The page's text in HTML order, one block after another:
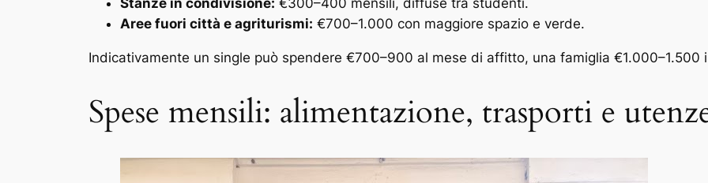
Stanze in condivisione: €300–400 mensili, diffuse tra studenti.
Aree fuori città e agriturismi: €700–1.000 con maggiore spazio e verde.
Indicativamente un single può spendere €700–900 al mese di affitto, una famiglia €1.000–1.500
Spese mensili: alimentazione, trasporti e